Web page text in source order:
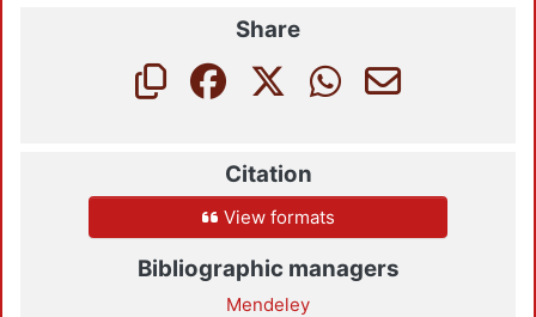
Share
Citation
View formats
Bibliographic managers
Mendeley